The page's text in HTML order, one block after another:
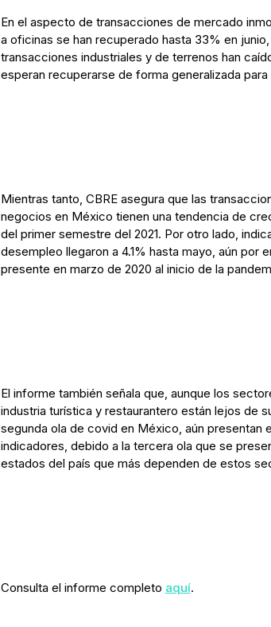
En el aspecto de transacciones de mercado
a oficinas se han recuperado hasta 33% en
transacciones industriales y de terrenos han
esperan recuperarse de forma generalizada
Mientras tanto, CBRE asegura que las
negocios en México tienen una tendencia de
del primer semestre del 2021. Por otro lado,
desempleo llegaron a 4.1% hasta mayo, aún por
presente en marzo de 2020 al inicio de la
El informe también señala que, aunque los
industria turística y restaurantero están lejos de
segunda ola de covid en México, aún presentan
indicadores, debido a la tercera ola que se
estados del país que más dependen de estos
Consulta el informe completo aquí.